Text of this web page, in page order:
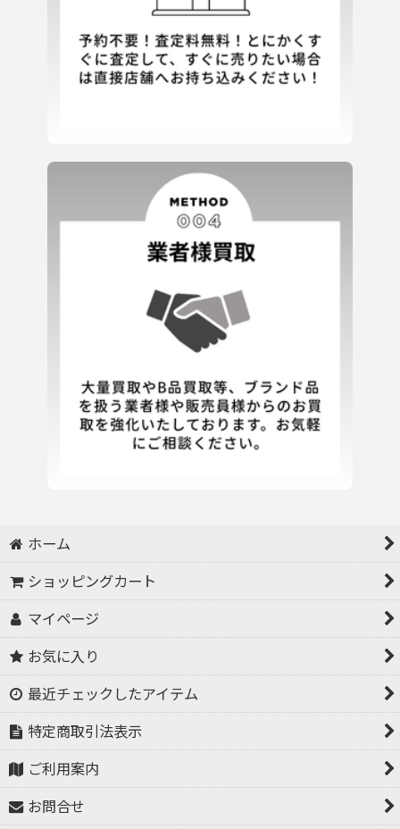
ホーム
ショッピングカート
マイページ
お気に入り
最近チェックしたアイテム
特定商取引法表示
ご利用案内
お問合せ